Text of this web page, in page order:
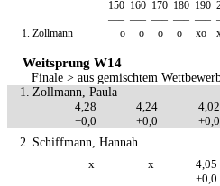
150 160 170 180 190
—– —– —– —– —–
1. Zollmann o o o o xo
Weitsprung W14
Finale > aus gemischtem
1.
Zollmann, Paula
4,28
4,24 4,02
+0,0
+0,0 +0,0
2. Schiffmann, Hannah
x
x 4,05
+0,0